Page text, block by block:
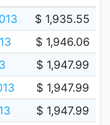
$ 1,935.55
$ 1,946.06
$ 1,947.99
$ 1,947.99
$ 1,947.99